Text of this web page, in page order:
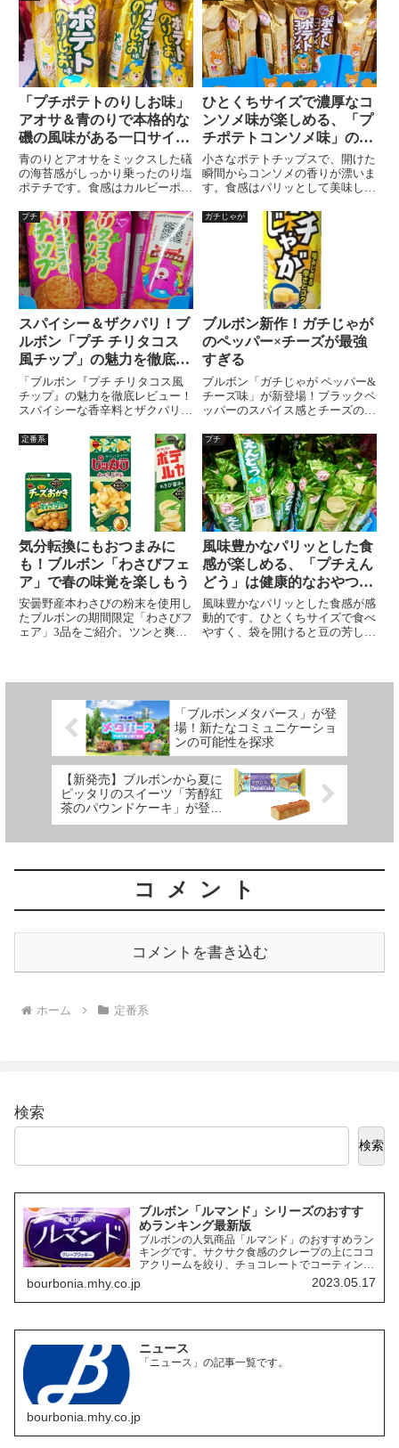
「プチポテトのりしお味」
アオサ＆青のりで本格的な
磯の風味がある一口サイズ
のポテトチップ
青のりとアオサをミックスした礒
の海苔感がしっかり乗ったのり塩
ポテチです。食感はカルビーポテ
ク食べまくっても口内が痛くなる
ようなことがないのりしおポテチ
ですよ～！
ひとくちサイズで濃厚なコ
ンソメ味が楽しめる、「プ
チポテトコンソメ味」の魅
力
小さなポテトチップスで、開けた
瞬間からコンソメの香りが漂いま
す。食感はパリッとして美味し
ます。おやつやお弁当のお供にぴ
ったりで、コンソメ好きにはたま
らない美味しさですが、脂質がや
や高めなので注意が必要です。全
体的には、コンソメの風味豊かな
味わいとパリッとした食感が魅力
的なプチポテトコンソメ味！
プチ
スパイシー＆ザクパリ！ブ
ルボン「プチ チリタコス
風チップ」の魅力を徹底レ
ビュー
「ブルボン『プチ チリタコス風
チップ』の魅力を徹底レビュー！
スパイシーな香辛料とザクパリ食
タコス好きや新しいおやつを探し
ている方におすすめ。香ばしいコ
ーン生地とピリ辛のバランスが後
を引くおいしさです。
ガチじゃが
ブルボン新作！ガチじゃが
のペッパー×チーズが最強
すぎる
ブルボン「ガチじゃが ペッパー&
チーズ味」が新登場！ブラックペ
ッパーのスパイス感とチーズのま
満点の濃厚チップス。発売日・原
材料・食べた感想・おつまみとし
ての楽しみ方まで詳しく紹介しま
す。
定番系
気分転換にもおつまみに
も！ブルボン「わさびフェ
ア」で春の味覚を楽しもう
安曇野産本わさびの粉末を使用し
たブルボンの期間限定「わさびフ
ェア」3品をご紹介。ツンと爽や
やおつまみにもぴったりな個性派
スナックをぜひチェック！
プチ
風味豊かなパリッとした食
感が楽しめる、「プチえん
どう」は健康的なおやつの
選択肢！
風味豊かなパリッとした食感が感
動的です。ひとくちサイズで食べ
やすく、袋を開けると豆の芳しい
てもヘルシーで、えんどうまめ原
料由来の食物繊維がたっぷり！健
康的なおやつを求めている方にも
おすすめできるお菓子！
「ブルボンメタバース」が登
場！新たなコミュニケーショ
ンの可能性を探求
【新発売】ブルボンから夏に
ピッタリのスイーツ「芳醇紅
茶のパウンドケーキ」が登
場！
コメント
コメントを書き込む
ホーム 定番系
検索
検索
ブルボン「ルマンド」シリーズのおすす
めランキング最新版
ブルボンの人気商品「ルマンド」のおすすめラン
キングです。サクサク食感のクレープの上にココ
アクリームを絞り、チョコレートでコーティング
したお菓子「ルマンド」には、様々なフレーバー
の商品があります。ここでは、その中でも特にお
すすめの商品を3つご紹介します。
bourbonia.mhy.co.jp 2023.05.17
ニュース
「ニュース」の記事一覧です。
bourbonia.mhy.co.jp